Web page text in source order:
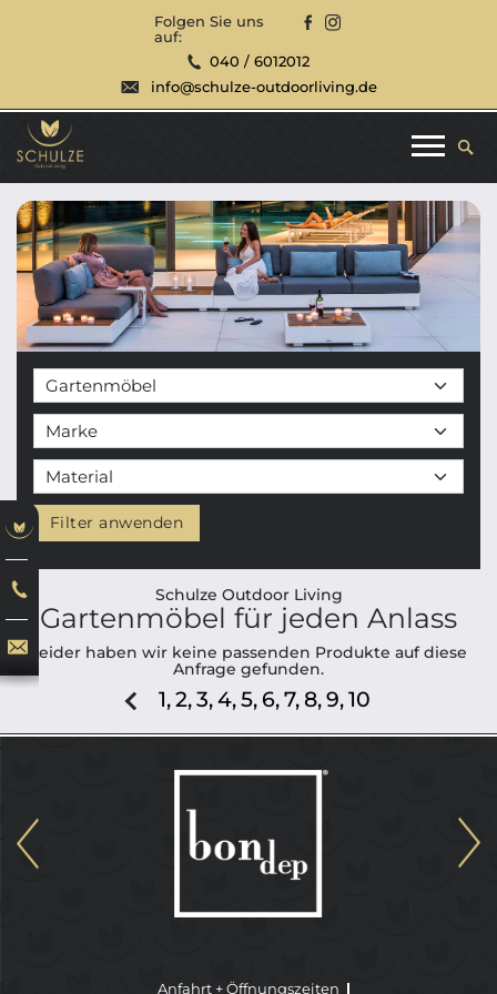
Folgen Sie uns
auf:
040 / 6012012
info@schulze-outdoorliving.de
Filter anwenden
Schulze Outdoor Living
Gartenmöbel für jeden Anlass
Leider haben wir keine passenden Produkte auf diese
Anfrage gefunden.
1,2,3,4,5, 6,7,8,9,10
Anfahrt + Öffnungszeiten